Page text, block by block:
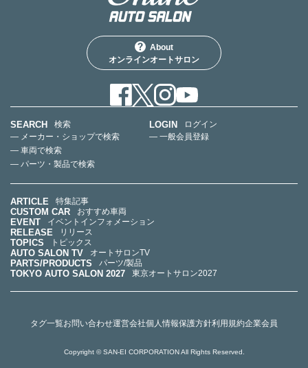
About
オンラインオートサロン
SEARCH
検索
— メーカー・ショップで検索
— 車両で検索
— パーツ・製品で検索
LOGIN
ログイン
— 一般会員登録
ARTICLE 特集記事
CUSTOM CAR おすすめ車両
EVENT イベントインフォメーション
RELEASE リリース
TOPICS トピックス
AUTO SALON TV オートサロンTV
PARTS/PRODUCTS パーツ/製品
TOKYO AUTO SALON 2027 東京オートサロン2027
タグ一覧お問い合わせ運営会社個人情報保護方針利用規約企業会員
Copyright © SAN-EI CORPORATION All Rights Reserved.